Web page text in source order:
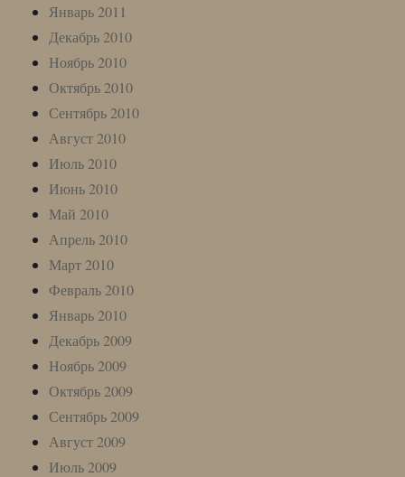
Январь 2011
Декабрь 2010
Ноябрь 2010
Октябрь 2010
Сентябрь 2010
Август 2010
Июль 2010
Июнь 2010
Май 2010
Апрель 2010
Март 2010
Февраль 2010
Январь 2010
Декабрь 2009
Ноябрь 2009
Октябрь 2009
Сентябрь 2009
Август 2009
Июль 2009